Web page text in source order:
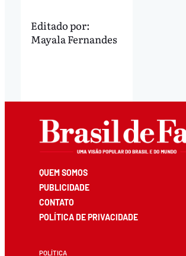
Editado por:
Mayala Fernandes
QUEM SOMOS
PUBLICIDADE
CONTATO
POLÍTICA DE PRIVACIDADE
POLÍTICA